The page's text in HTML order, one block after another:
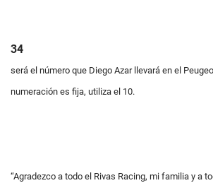
34
será el número que Diego Azar llevará en el
numeración es fija, utiliza el 10.
“Agradezco a todo el Rivas Racing, mi familia y a